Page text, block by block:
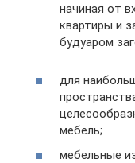
начиная от
квартиры и
будуаром
для
мебель;
мебельные